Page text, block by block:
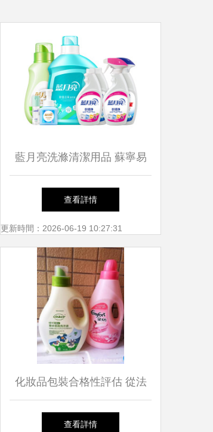
藍月亮洗滌清潔用品 蘇寧易
購官方報價與選購指南
查看詳情
更新時間：2026-06-19 10:27:31
化妝品包裝合格性評估 從法
規遵從到消費者信任
查看詳情